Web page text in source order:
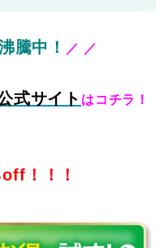
騰中！ ／ ／
式サイト はコチラ！
off！！！